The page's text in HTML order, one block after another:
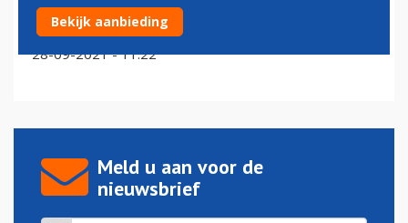
Boeing laat 767's in China ombouwen tot
vrachtvliegtuig
28-09-2021 - 11:22
Meld u aan voor de
nieuwsbrief
Bekijk aanbieding